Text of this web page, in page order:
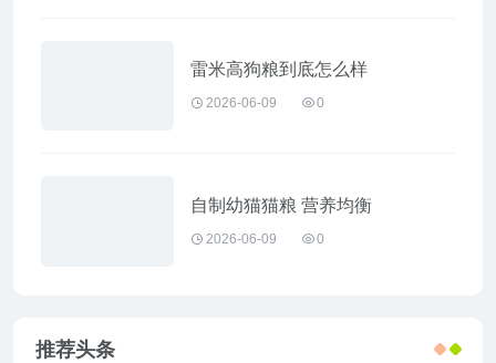
雷米高狗粮到底怎么样
2026-06-09 0
自制幼猫猫粮 营养均衡
2026-06-09 0
推荐头条